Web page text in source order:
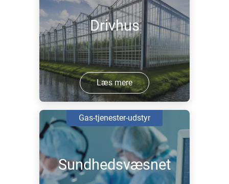
Drivhus
Læs mere
Gas-tjenester-udstyr
Sundhedsvæsnet